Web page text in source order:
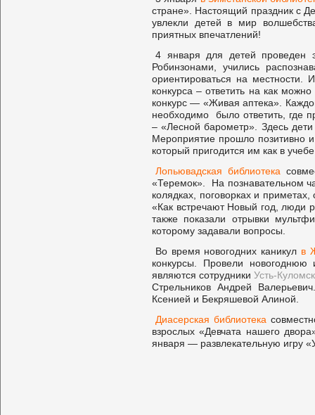
стране». Настоящий праздник с
увлекли детей в мир
приятных впечатлений!
4 января для детей проведен
Робинзонами, учились
ориентироваться на местности.
конкурса – ответить на как
конкурс — «Живая аптека».
необходимо было ответить, где
– «Лесной барометр». Здесь
Мероприятие прошло позитивно
который пригодится им как в
Лопьювадская библиотека
«Теремок». На познавательном
колядках, поговорках и
«Как встречают Новый год, люди
также показали отрывки
которому задавали вопросы.
Во время новогодних каникул в
конкурсы. Провели новогоднюю
являются сотрудникиУсть-
Стрельников Андрей
Ксенией и Бекряшевой Алиной.
Диасерская библиотека
взрослых «Девчата нашего
января — развлекательную игру